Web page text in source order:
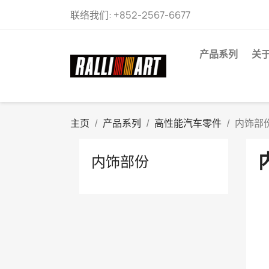
联络我们: +852-2567-6677
产品系列 关
主页 产品系列 高性能汽车零件 内饰部
内饰部份